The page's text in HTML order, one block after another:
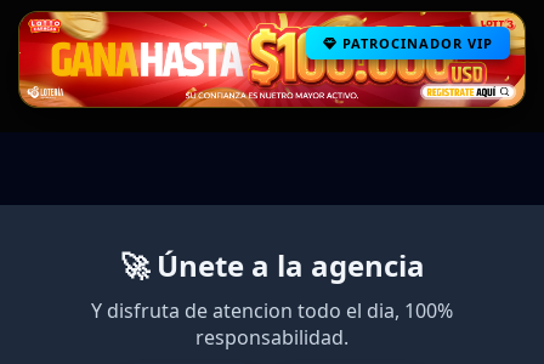
PATROCINADOR VIP
🚀 Únete a la agencia
Y disfruta de atencion todo el dia, 100%
responsabilidad.